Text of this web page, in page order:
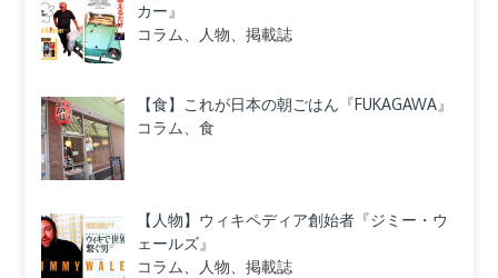
カー』
コラム、人物、掲載誌
【食】これが日本の朝ごはん『FUKAGAWA』
コラム、食
【人物】ウィキペディア創始者『ジミー・ウ
ェールズ』
コラム、人物、掲載誌